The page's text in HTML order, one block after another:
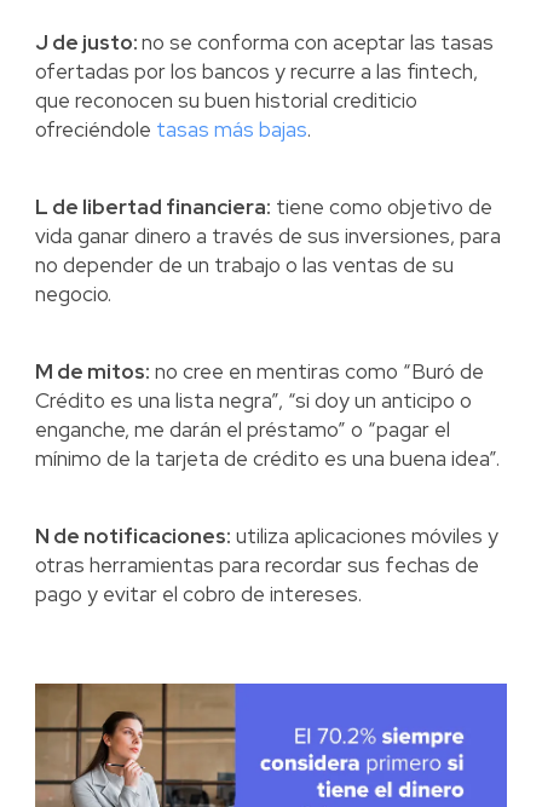
J de justo:no se conforma con aceptar las tasas
ofertadas por los bancos y recurre a las fintech,
que reconocen su buen historial crediticio
ofreciéndole tasas más bajas.
L de libertad financiera: tiene como objetivo de
vida ganar dinero a través de sus inversiones, para
no depender de un trabajo o las ventas de su
negocio.
M de mitos: no cree en mentiras como “Buró de
Crédito es una lista negra”, “si doy un anticipo o
enganche, me darán el préstamo” o “pagar el
mínimo de la tarjeta de crédito es una buena idea”.
N de notificaciones: utiliza aplicaciones móviles y
otras herramientas para recordar sus fechas de
pago y evitar el cobro de intereses.